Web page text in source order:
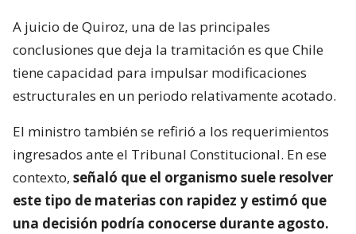
A juicio de Quiroz, una de las principales
conclusiones que deja la tramitación es que Chile
tiene capacidad para impulsar modificaciones
estructurales en un periodo relativamente acotado.
El ministro también se refirió a los requerimientos
ingresados ante el Tribunal Constitucional. En ese
contexto, señaló que el organismo suele resolver
este tipo de materias con rapidez y estimó que
una decisión podría conocerse durante agosto.